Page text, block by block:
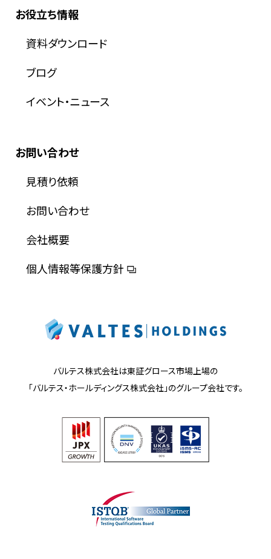
お役立ち情報
資料ダウンロード
ブログ
イベント・ニュース
お問い合わせ
見積り依頼
お問い合わせ
会社概要
個人情報等保護方針
バルテス株式会社は東証グロース市場上場の
「バルテス・ホールディングス株式会社」のグループ会社です。